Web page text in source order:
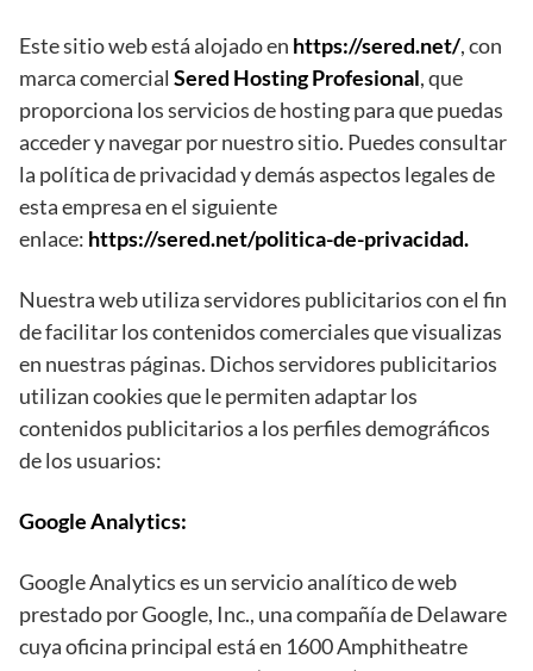
Este sitio web está alojado en https://sered.net/, con
marca comercial Sered Hosting Profesional, que
proporciona los servicios de hosting para que puedas
acceder y navegar por nuestro sitio. Puedes consultar
la política de privacidad y demás aspectos legales de
esta empresa en el siguiente
enlace: https://sered.net/politica-de-privacidad.
Nuestra web utiliza servidores publicitarios con el fin
de facilitar los contenidos comerciales que visualizas
en nuestras páginas. Dichos servidores publicitarios
utilizan cookies que le permiten adaptar los
contenidos publicitarios a los perfiles demográficos
de los usuarios:
Google Analytics:
Google Analytics es un servicio analítico de web
prestado por Google, Inc., una compañía de Delaware
cuya oficina principal está en 1600 Amphitheatre